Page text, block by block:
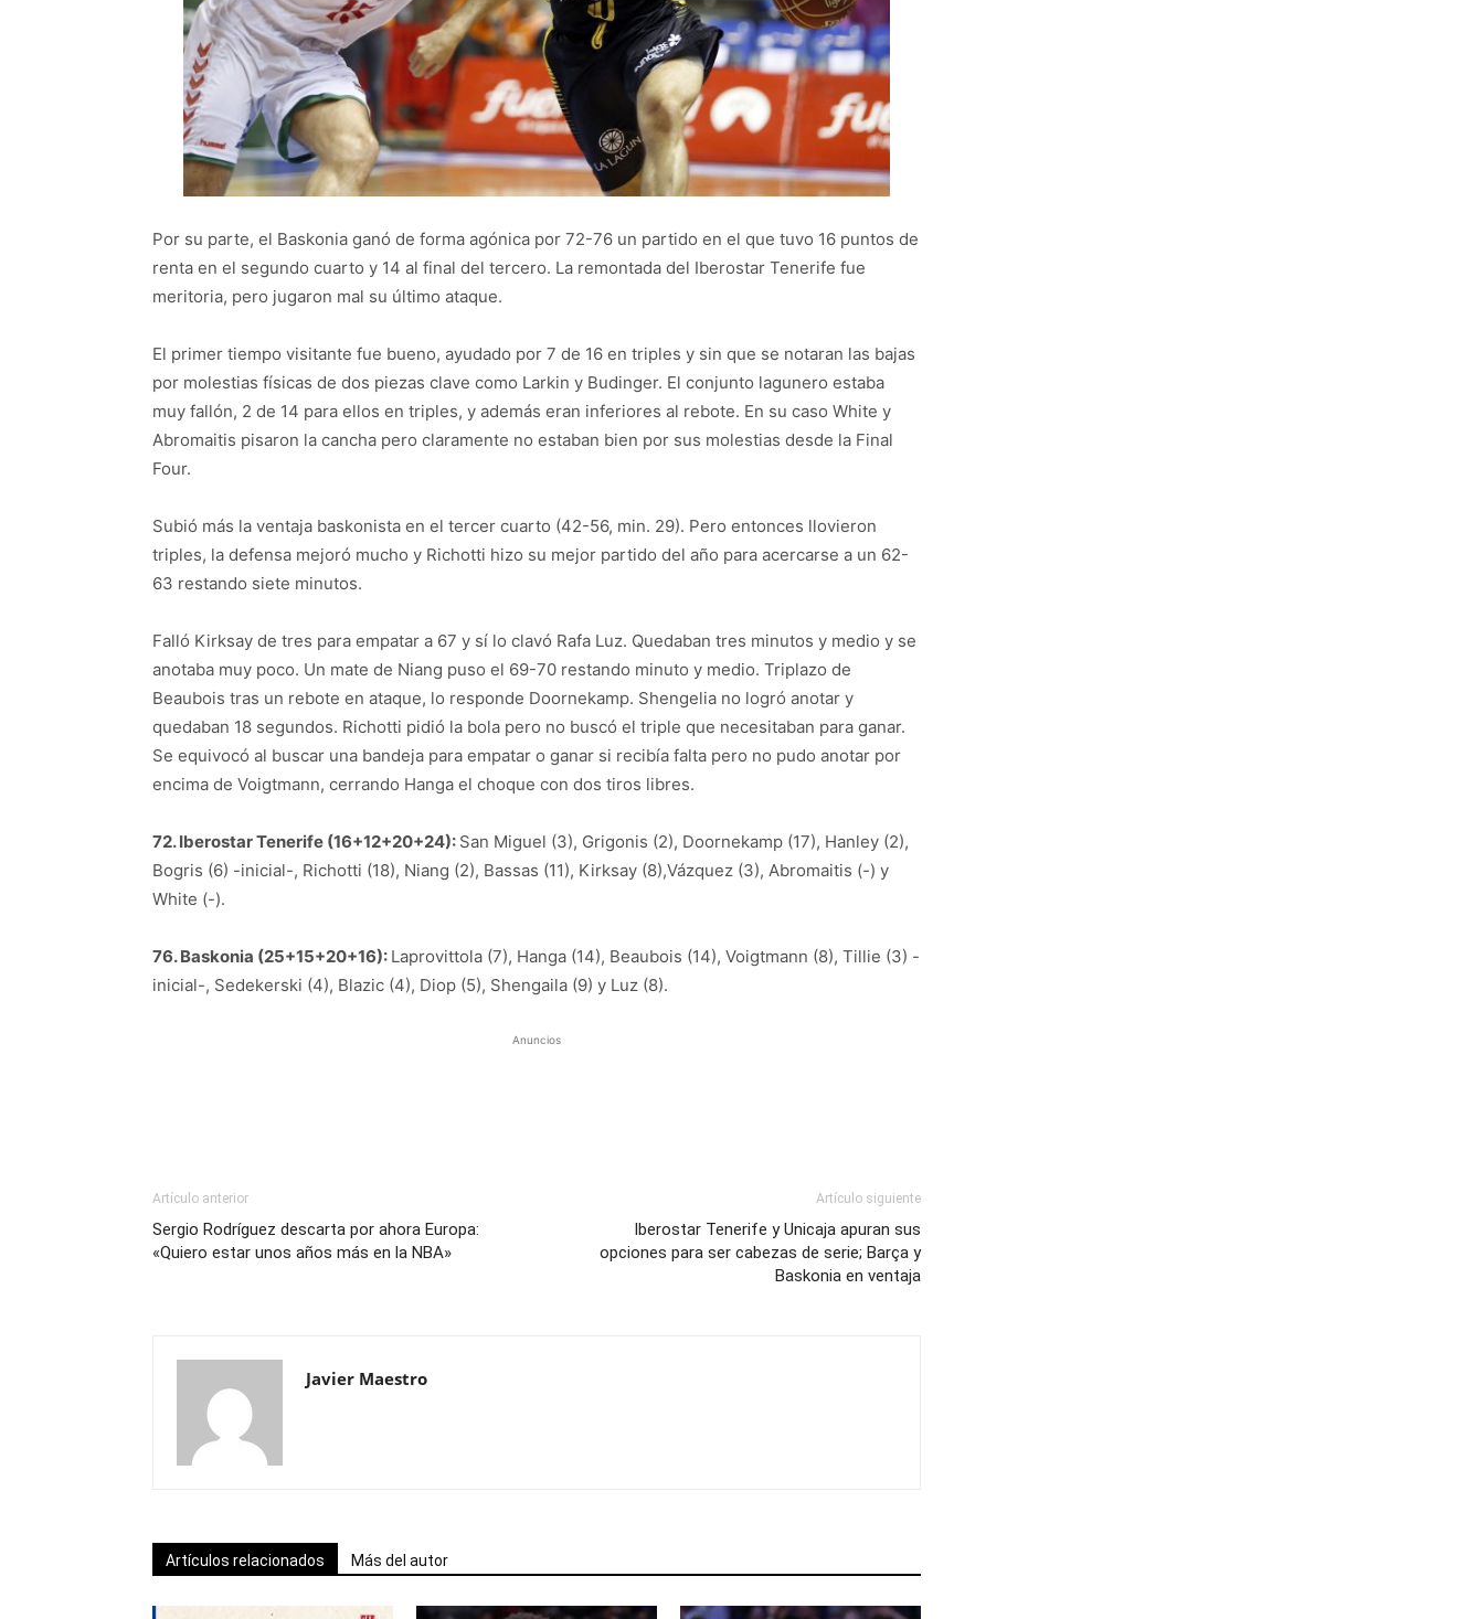
Por su parte, el Baskonia ganó de forma agónica por 72-76 un partido en el que tuvo 16 puntos de
renta en el segundo cuarto y 14 al final del tercero. La remontada del Iberostar Tenerife fue
meritoria, pero jugaron mal su último ataque.
El primer tiempo visitante fue bueno, ayudado por 7 de 16 en triples y sin que se notaran las bajas
por molestias físicas de dos piezas clave como Larkin y Budinger. El conjunto lagunero estaba
muy fallón, 2 de 14 para ellos en triples, y además eran inferiores al rebote. En su caso White y
Abromaitis pisaron la cancha pero claramente no estaban bien por sus molestias desde la Final
Four.
Subió más la ventaja baskonista en el tercer cuarto (42-56, min. 29). Pero entonces llovieron
triples, la defensa mejoró mucho y Richotti hizo su mejor partido del año para acercarse a un 62-
63 restando siete minutos.
Falló Kirksay de tres para empatar a 67 y sí lo clavó Rafa Luz. Quedaban tres minutos y medio y se
anotaba muy poco. Un mate de Niang puso el 69-70 restando minuto y medio. Triplazo de
Beaubois tras un rebote en ataque, lo responde Doornekamp. Shengelia no logró anotar y
quedaban 18 segundos. Richotti pidió la bola pero no buscó el triple que necesitaban para ganar.
Se equivocó al buscar una bandeja para empatar o ganar si recibía falta pero no pudo anotar por
encima de Voigtmann, cerrando Hanga el choque con dos tiros libres.
72. Iberostar Tenerife (16+12+20+24): San Miguel (3), Grigonis (2), Doornekamp (17), Hanley (2),
Bogris (6) -inicial-, Richotti (18), Niang (2), Bassas (11), Kirksay (8),Vázquez (3), Abromaitis (-) y
White (-).
76. Baskonia (25+15+20+16): Laprovittola (7), Hanga (14), Beaubois (14), Voigtmann (8), Tillie (3) -
inicial-, Sedekerski (4), Blazic (4), Diop (5), Shengaila (9) y Luz (8).
Anuncios
Artículo anterior
Sergio Rodríguez descarta por ahora Europa:
«Quiero estar unos años más en la NBA»
Artículo siguiente
Iberostar Tenerife y Unicaja apuran sus
opciones para ser cabezas de serie; Barça y
Baskonia en ventaja
Javier Maestro
Artículos relacionados Más del autor